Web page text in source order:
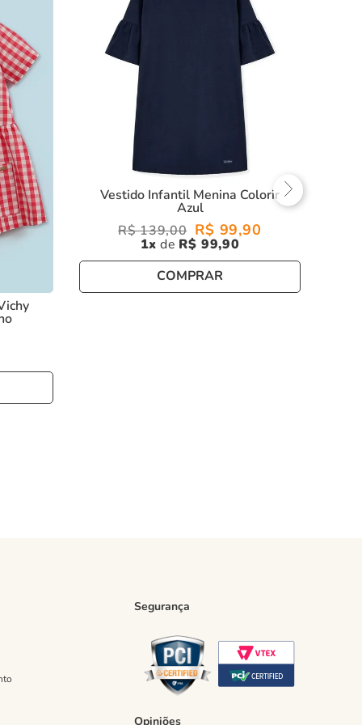
Vestido Infantil Menina Colorir
Azul
R$ 139,00 R$ 99,90
1 R$ 99,90
COMPRAR
Segurança
Opiniões